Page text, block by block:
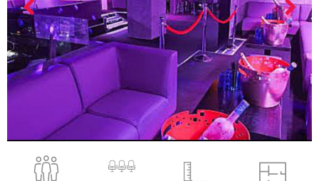
CANNES À partir de :
1000 €H.T